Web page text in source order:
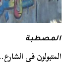
المصطبة
المتبولون في